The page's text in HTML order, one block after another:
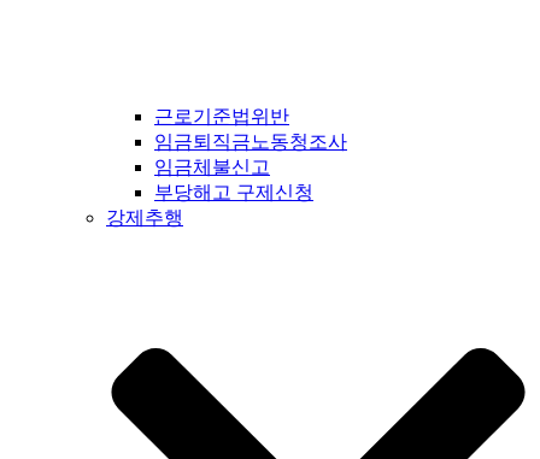
근로기준법위반
임금퇴직금노동청조사
임금체불신고
부당해고 구제신청
강제추행